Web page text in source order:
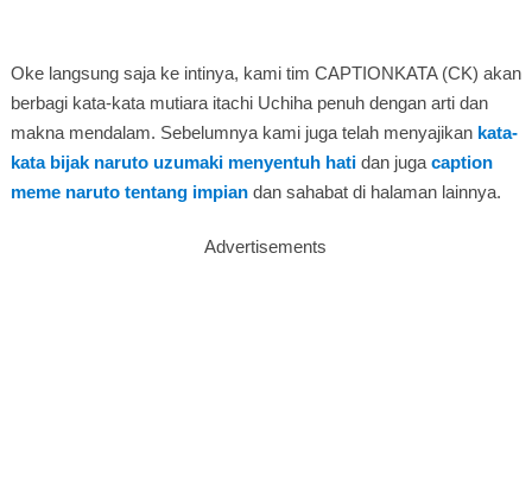
Oke langsung saja ke intinya, kami tim CAPTIONKATA (CK) akan
berbagi kata-kata mutiara itachi Uchiha penuh dengan arti dan
makna mendalam. Sebelumnya kami juga telah menyajikan kata-
kata bijak naruto uzumaki menyentuh hatidan juga caption
meme naruto tentang impiandan sahabat di halaman lainnya.
Advertisements